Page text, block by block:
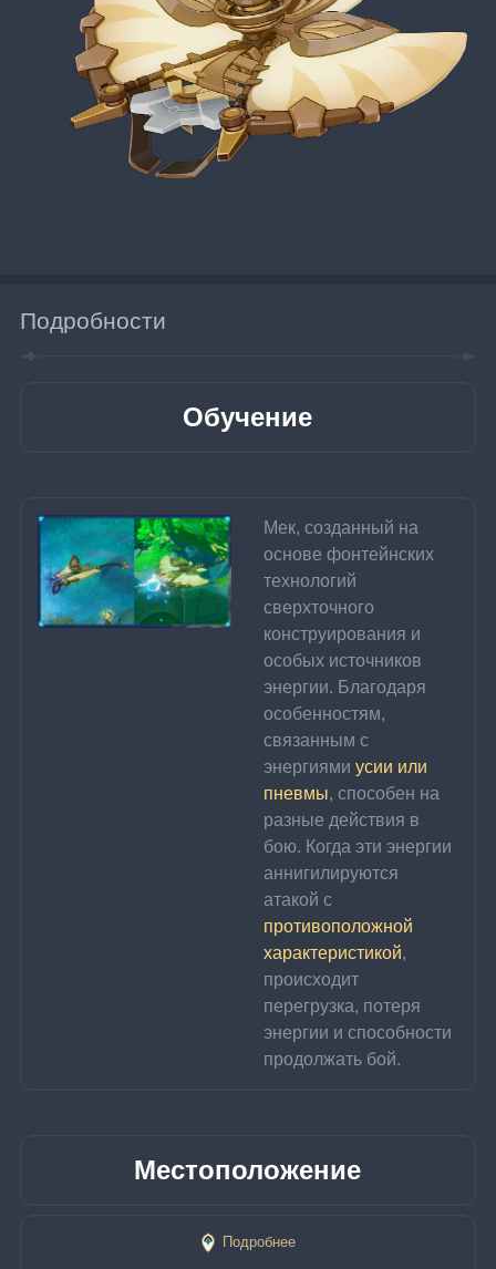
Подробности
Обучение
Мек, созданный на
основе фонтейнских
технологий
сверхточного
конструирования и
особых источников
энергии. Благодаря
особенностям,
связанным с
энергиями усии или
пневмы, способен на
разные действия в
бою. Когда эти энергии
аннигилируются
атакой с
противоположной
характеристикой,
происходит
перегрузка, потеря
энергии и способности
продолжать бой.
Местоположение
Подробнее